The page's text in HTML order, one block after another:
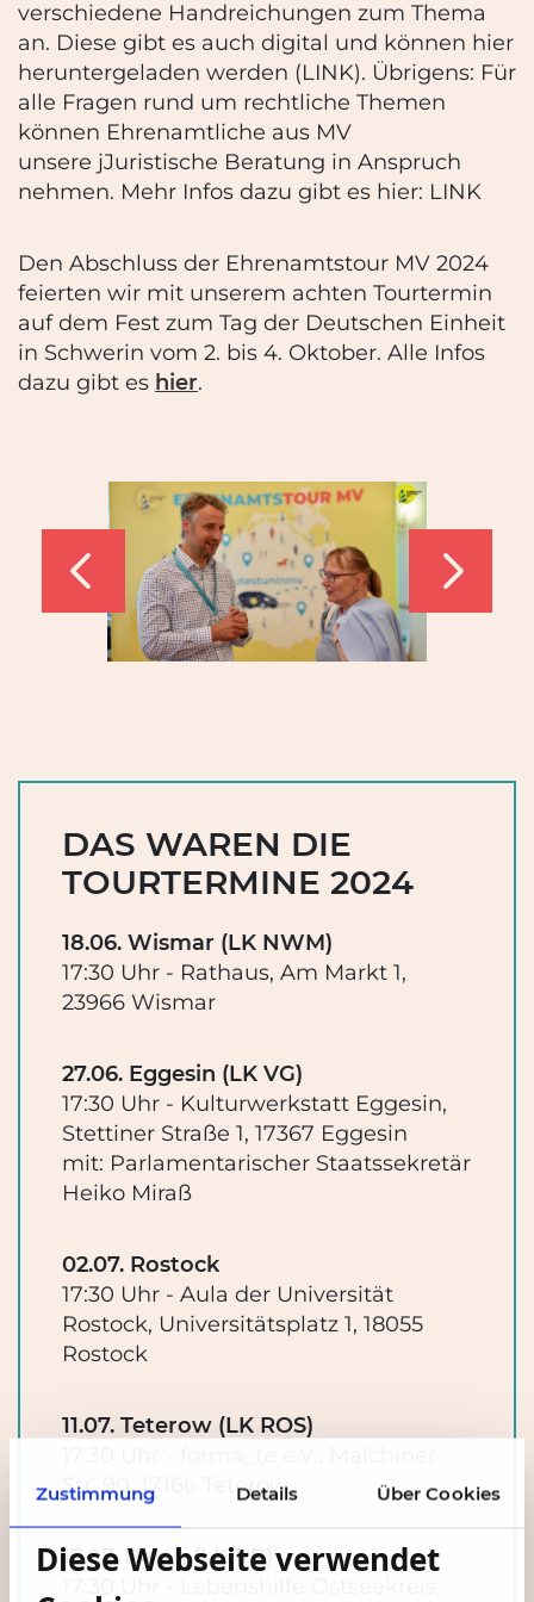
Zustimmung Details Über Cookies
Diese Webseite verwendet
verschiedene Handreichungen zum Thema
an. Diese gibt es auch digital und können hier
heruntergeladen werden (LINK). Übrigens: Für
alle Fragen rund um rechtliche Themen
können Ehrenamtliche aus MV
unsere jJuristische Beratung in Anspruch
nehmen. Mehr Infos dazu gibt es hier: LINK
Den Abschluss der Ehrenamtstour MV 2024
feierten wir mit unserem achten Tourtermin
auf dem Fest zum Tag der Deutschen Einheit
in Schwerin vom 2. bis 4. Oktober. Alle Infos
dazu gibt es hier.
‹ ›
DAS WAREN DIE
TOURTERMINE 2024
18.06. Wismar (LK NWM)
17:30 Uhr - Rathaus, Am Markt 1,
23966 Wismar
27.06. Eggesin (LK VG)
17:30 Uhr - Kulturwerkstatt Eggesin,
Stettiner Straße 1, 17367 Eggesin
mit: Parlamentarischer Staatssekretär
Heiko Miraß
02.07. Rostock
17:30 Uhr - Aula der Universität
Rostock, Universitätsplatz 1, 18055
Rostock
11.07. Teterow (LK ROS)
Str. 90, 17166 Teterow
17.07. Barth (LK VR)